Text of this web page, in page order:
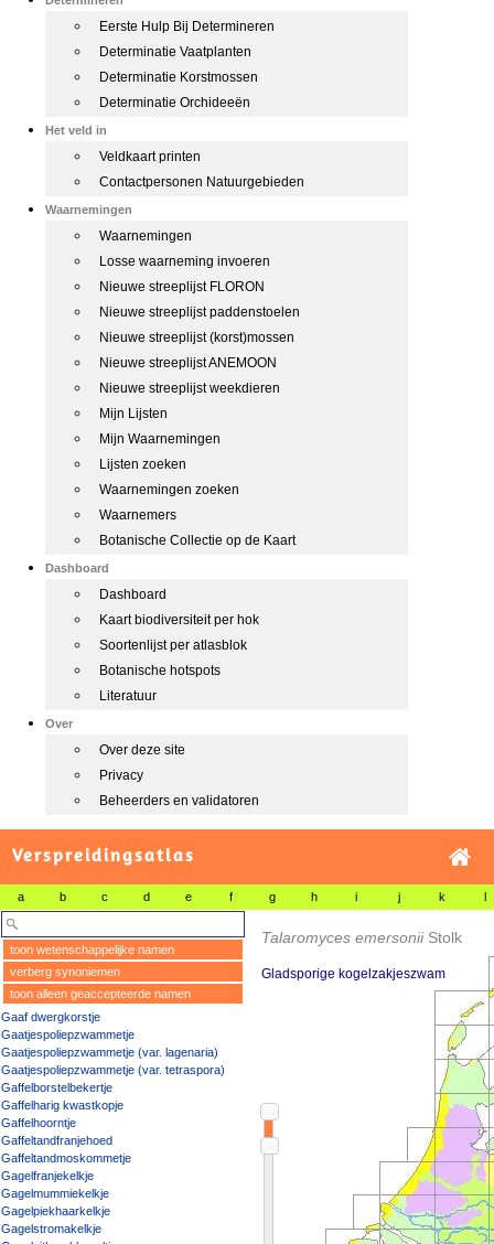
Eerste Hulp Bij Determineren
Determinatie Vaatplanten
Determinatie Korstmossen
Determinatie Orchideeën
Het veld in
Veldkaart printen
Contactpersonen Natuurgebieden
Waarnemingen
Waarnemingen
Losse waarneming invoeren
Nieuwe streeplijst FLORON
Nieuwe streeplijst paddenstoelen
Nieuwe streeplijst (korst)mossen
Nieuwe streeplijst ANEMOON
Nieuwe streeplijst weekdieren
Mijn Lijsten
Mijn Waarnemingen
Lijsten zoeken
Waarnemingen zoeken
Waarnemers
Botanische Collectie op de Kaart
Dashboard
Dashboard
Kaart biodiversiteit per hok
Soortenlijst per atlasblok
Botanische hotspots
Literatuur
Over
Over deze site
Privacy
Beheerders en validatoren
Verspreidingsatlas
a b c d e f g h i j k l
toon wetenschappelijke namen
verberg synoniemen
toon alleen geaccepteerde namen
Gaaf dwergkorstje
Gaatjespoliepzwammetje
Gaatjespoliepzwammetje (var. lagenaria)
Gaatjespoliepzwammetje (var. tetraspora)
Gaffelborstelbekertje
Gaffelharig kwastkopje
Gaffelhoorntje
Gaffeltandfranjehoed
Gaffeltandmoskommetje
Gagelfranjekelkje
Gagelmummiekelkje
Gagelpiekhaarkelkje
Gagelstromakelkje
Talaromyces emersonii Stolk
Gladsporige kogelzakjeszwam